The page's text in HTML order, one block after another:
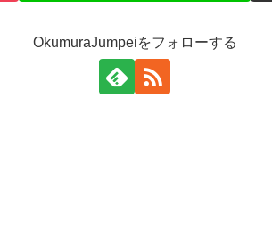
OkumuraJumpeiをフォローする